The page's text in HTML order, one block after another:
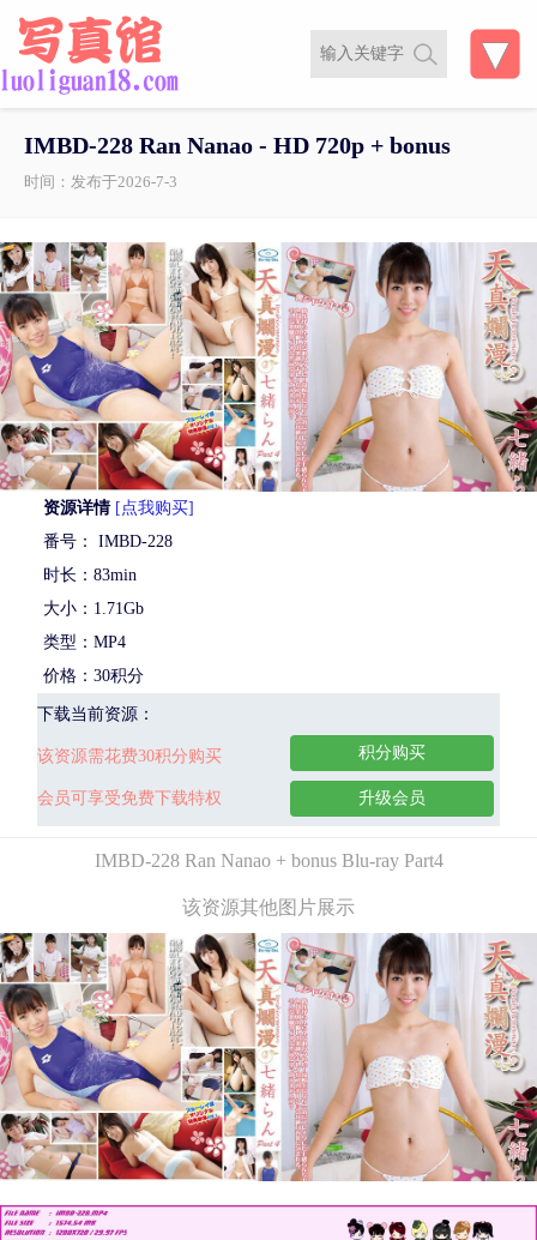
IMBD-228 Ran Nanao - HD 720p + bonus
时间：发布于2026-7-3
资源详情 [点我购买]
番号： IMBD-228
时长：83min
大小：1.71Gb
类型：MP4
价格：30积分
下载当前资源：
该资源需花费30积分购买
会员可享受免费下载特权
积分购买
升级会员
IMBD-228 Ran Nanao + bonus Blu-ray Part4
该资源其他图片展示